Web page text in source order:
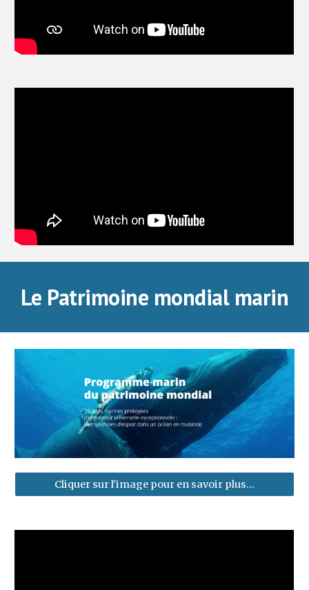
Le Patrimoine mondial marin
Cliquer sur l'image pour en savoir plus...